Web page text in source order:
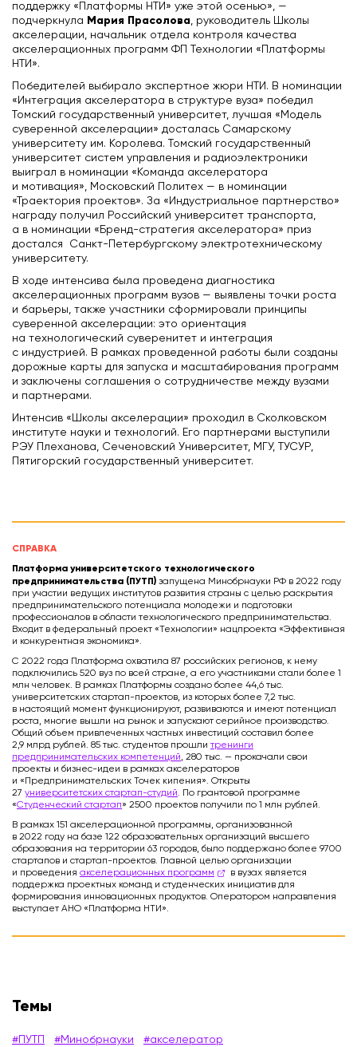
поддержку «Платформы НТИ» уже этой осенью», —
подчеркнула Мария Прасолова, руководитель Школы
акселерации, начальник отдела контроля качества
акселерационных программ ФП Технологии «Платформы
НТИ».
Победителей выбирало экспертное жюри НТИ. В номинации
«Интеграция акселератора в структуре вуза» победил
Томский государственный университет, лучшая «Модель
суверенной акселерации» досталась Самарскому
университету им. Королева. Томский государственный
университет систем управления и радиоэлектроники
выиграл в номинации «Команда акселератора
и мотивация», Московский Политех — в номинации
«Траектория проектов». За «Индустриальное партнерство»
награду получил Российский университет транспорта,
а в номинации «Бренд-стратегия акселератора» приз
достался Санкт-Петербургскому электротехническому
университету.
В ходе интенсива была проведена диагностика
акселерационных программ вузов — выявлены точки роста
и барьеры, также участники сформировали принципы
суверенной акселерации: это ориентация
на технологический суверенитет и интеграция
с индустрией. В рамках проведенной работы были созданы
дорожные карты для запуска и масштабирования программ
и заключены соглашения о сотрудничестве между вузами
и партнерами.
Интенсив «Школы акселерации» проходил в Сколковском
институте науки и технологий. Его партнерами выступили
РЭУ Плеханова, Сеченовский Университет, МГУ, ТУСУР,
Пятигорский государственный университет.
Темы
#ПУТП #Минобрнауки
#акселератор
СПРАВКА
Платформа университетского технологического
предпринимательства (ПУТП) запущена Минобрнауки РФ в 2022 году
при участии ведущих институтов развития страны с целью раскрытия
предпринимательского потенциала молодежи и подготовки
профессионалов в области технологического предпринимательства.
Входит в федеральный проект «Технологии» нацпроекта «Эффективная
и конкурентная экономика».
С 2022 года Платформа охватила 87 российских регионов, к нему
подключились 520 вуз по всей стране, а его участниками стали более 1
млн человек. В рамках Платформы создано более 44,6 тыс.
университетских стартап-проектов, из которых более 7,2 тыс.
в настоящий момент функционируют, развиваются и имеют потенциал
роста, многие вышли на рынок и запускают серийное производство.
Общий объем привлеченных частных инвестиций составил более
2,9 млрд рублей. 85 тыс. студентов прошли тренинги
предпринимательских компетенций, 280 тыс. — прокачали свои
проекты и бизнес-идеи в рамках акселераторов
и «Предпринимательских Точек кипения». Открыты
27 университетских стартап-студий. По грантовой программе
«Студенческий стартап» 2500 проектов получили по 1 млн рублей.
В рамках 151 акселерационной программы, организованной
в 2022 году на базе 122 образовательных организаций высшего
образования на территории 63 городов, было поддержано более 9700
стартапов и стартап-проектов. Главной целью организации
и проведения акселерационных программ
в вузах является
поддержка проектных команд и студенческих инициатив для
формирования инновационных продуктов. Оператором направления
выступает АНО «Платформа НТИ».